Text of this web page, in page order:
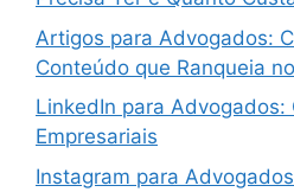
Artigos para Advogados:
Conteúdo que Ranqueia
LinkedIn para Advogados:
Empresariais
Instagram para